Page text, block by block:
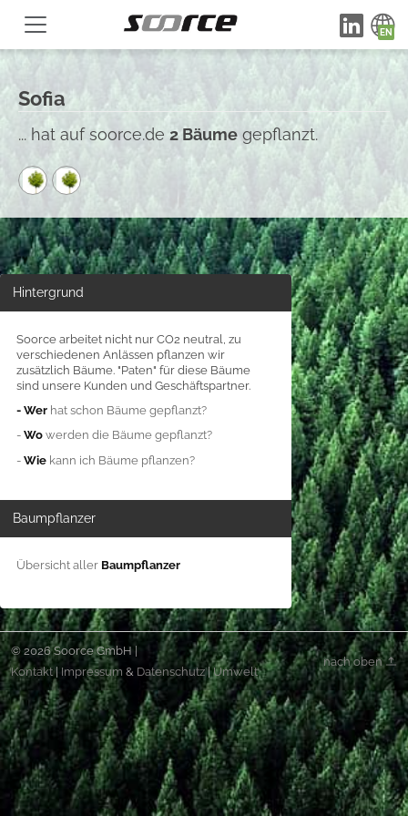
Sofia
... hat auf soorce.de 2 Bäume gepflanzt.
Hintergrund
Soorce arbeitet nicht nur CO2 neutral, zu
verschiedenen Anlässen pflanzen wir
zusätzlich Bäume. "Paten" für diese Bäume
sind unsere Kunden und Geschäftspartner.
- Wer hat schon Bäume gepflanzt?
- Wo werden die Bäume gepflanzt?
- Wie kann ich Bäume pflanzen?
Baumpflanzer
Übersicht aller Baumpflanzer
© 2026 Soorce GmbH |
Kontakt| Impressum & Datenschutz|Umwelt
nach oben